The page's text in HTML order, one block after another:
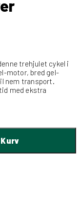
trehjulet cykel i
motor, bred gel-
nem transport.
med ekstra